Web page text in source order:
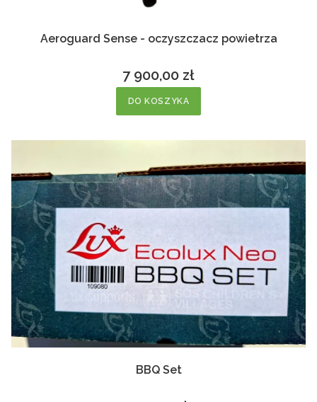
Aeroguard Sense - oczyszczacz powietrza
Cena
7 900,00 zł
DO KOSZYKA
BBQ Set